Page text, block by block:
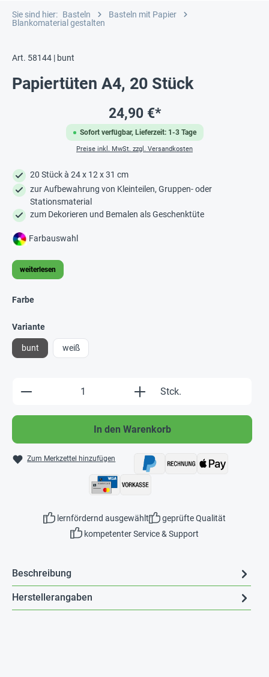
Sie sind hier: Basteln
Basteln mit Papier
Blankomaterial gestalten
Art. 58144 | bunt
Papiertüten A4, 20 Stück
Sofort verfügbar, Lieferzeit: 1-3 Tage
24,90 €*
Preise inkl. MwSt. zzgl. Versandkosten
20 Stück à 24 x 12 x 31 cm
zur Aufbewahrung von Kleinteilen, Gruppen- oder
Stationsmaterial
zum Dekorieren und Bemalen als Geschenktüte
Farbauswahl
weiterlesen
Farbe
Variante
bunt weiß
Produkt Anzahl: Gib den gewünschten
Stck.
In den Warenkorb
Zum Merkzettel hinzufügen
lernfördernd ausgewählt
geprüfte Qualität
kompetenter Service & Support
Beschreibung
Herstellerangaben